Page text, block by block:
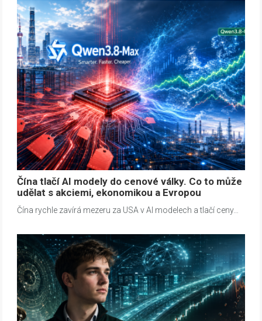
Čína tlačí AI modely do cenové války. Co to může
udělat s akciemi, ekonomikou a Evropou
Čína rychle zavírá mezeru za USA v AI modelech a tlačí ceny…